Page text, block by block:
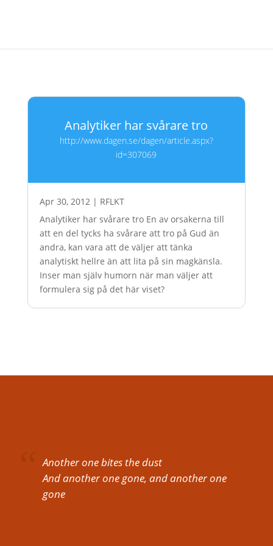
Analytiker har svårare tro
http://www.dagen.se/dagen/article.aspx?
id=307069
Apr 30, 2012| RFLKT
Analytiker har svårare tro En av orsakerna till
att en del tycks ha svårare att tro på Gud än
andra, kan vara att de väljer att tänka
analytiskt hellre än att lita på sin magkänsla.
Inser man själv humorn när man väljer att
formulera sig på det här viset?
Another one bites the dust
And another one gone, and another one
gone